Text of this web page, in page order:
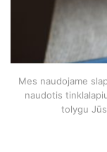
Mes naudojame
naudotis
tolygu